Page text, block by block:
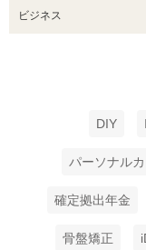
ビジネス
DIY
パーソナル
確定拠出年金
骨盤矯正